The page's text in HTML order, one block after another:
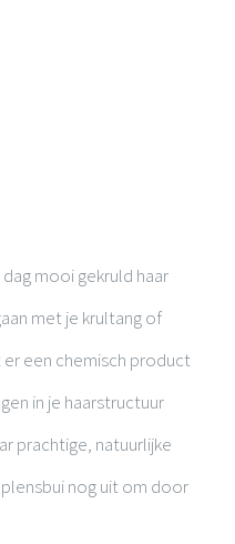
mooi gekruld haar
met je krultang of
een chemisch product
in je haarstructuur
prachtige, natuurlijke
nog uit om door